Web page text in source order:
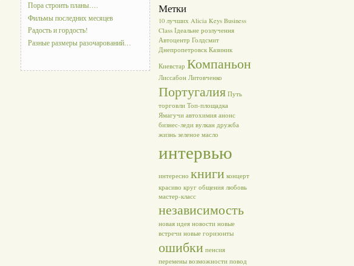
Пора строить планы….
Фильмы последних месяцев
Радость и гордость!
Разные размеры разочарований…
Метки
10 лучших Alicia Keys Business
Class Ідеальне розлучення
Автоцентр Голдсмит
Днепропетровск Казиник
Киевстар Компаньон
Лиссабон Литовченко
Португалия Путь
торговли Топ-площадка
Ямагучи автохимия анонс
бизнес-леди вулкан дружба
жизнь зеленое масло
интервью
интересно книги концерт
красиво круг общения любовь
мастер-класс
независимость
новая идея новости новые
встречи новые горизонты
ошибки пенсия
перемены возможности повод